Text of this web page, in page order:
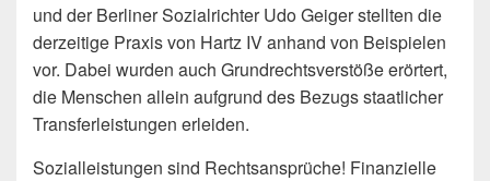
und der Berliner Sozialrichter Udo Geiger stellten die
derzeitige Praxis von Hartz IV anhand von Beispielen
vor. Dabei wurden auch Grundrechtsverstöße erörtert,
die Menschen allein aufgrund des Bezugs staatlicher
Transferleistungen erleiden.
Sozialleistungen sind Rechtsansprüche! Finanzielle